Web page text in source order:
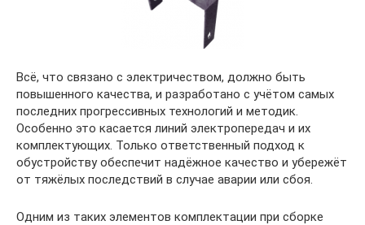
Всё, что связано с электричеством, должно быть
повышенного качества, и разработано с учётом самых
последних прогрессивных технологий и методик.
Особенно это касается линий электропередач и их
комплектующих. Только ответственный подход к
обустройству обеспечит надёжное качество и убережёт
от тяжёлых последствий в случае аварии или сбоя.
Одним из таких элементов комплектации при сборке